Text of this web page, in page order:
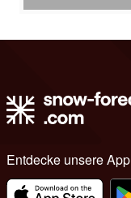
Entdecke unsere App